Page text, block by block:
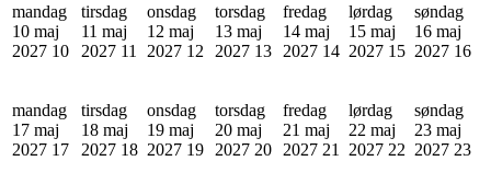
mandag
10 maj
2027 10
tirsdag
11 maj
2027 11
onsdag
12 maj
2027 12
torsdag
13 maj
2027 13
fredag
14 maj
2027 14
lørdag
15 maj
2027 15
søndag
16 maj
2027 16
mandag
17 maj
2027 17
tirsdag
18 maj
2027 18
onsdag
19 maj
2027 19
torsdag
20 maj
2027 20
fredag
21 maj
2027 21
lørdag
22 maj
2027 22
søndag
23 maj
2027 23